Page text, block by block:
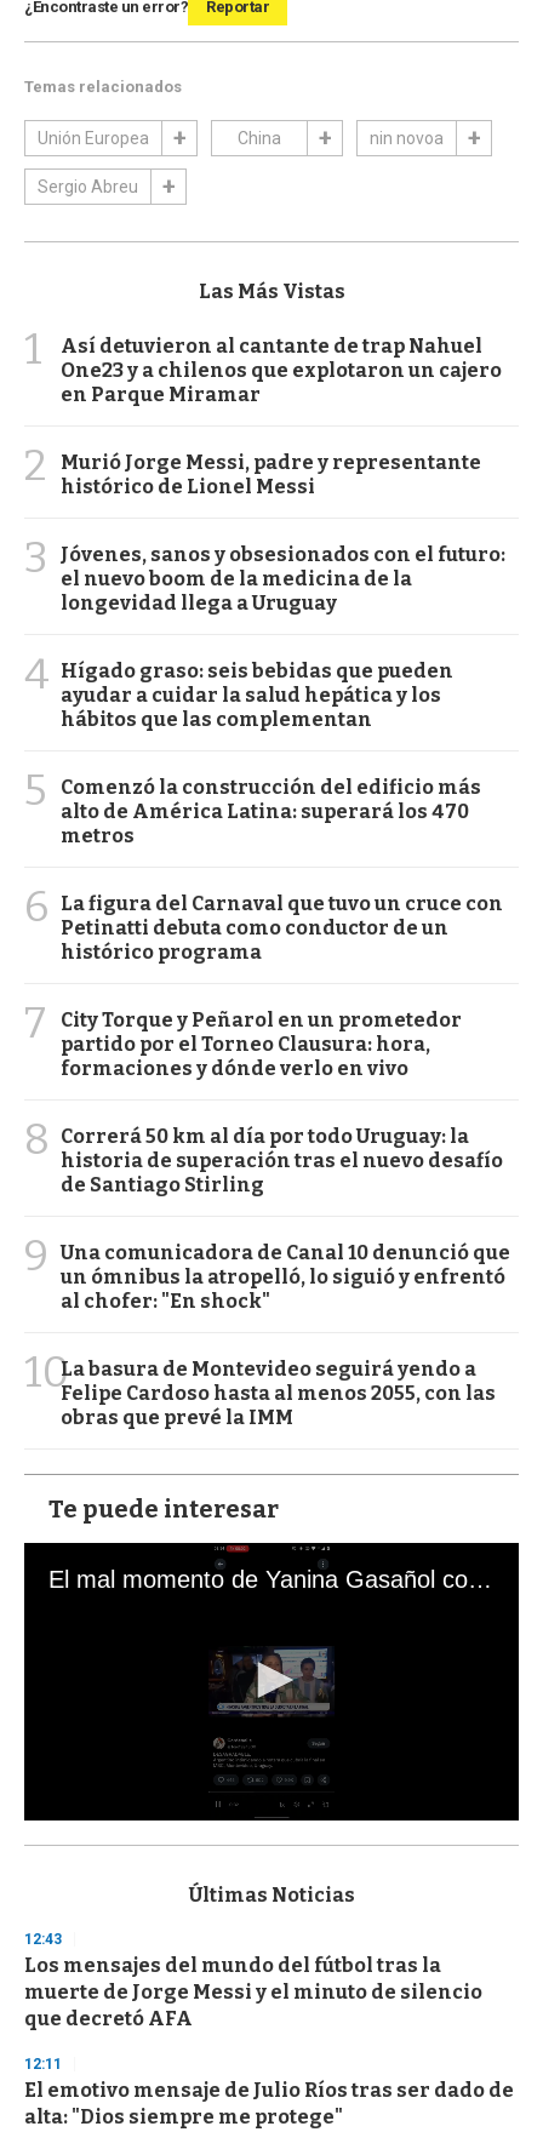
¿Encontraste un error? Reportar
Temas relacionados
Unión Europea China nin novoa
Sergio Abreu
Las Más Vistas
1
Así detuvieron al cantante de trap Nahuel
One23 y a chilenos que explotaron un cajero
en Parque Miramar
2
Murió Jorge Messi, padre y representante
histórico de Lionel Messi
3
Jóvenes, sanos y obsesionados con el futuro:
el nuevo boom de la medicina de la
longevidad llega a Uruguay
4 Hígado graso: seis bebidas que pueden
ayudar a cuidar la salud hepática y los
hábitos que las complementan
5
Comenzó la construcción del edificio más
alto de América Latina: superará los 470
metros
6
La figura del Carnaval que tuvo un cruce con
Petinatti debuta como conductor de un
histórico programa
7
City Torque y Peñarol en un prometedor
partido por el Torneo Clausura: hora,
formaciones y dónde verlo en vivo
8
Correrá 50 km al día por todo Uruguay: la
historia de superación tras el nuevo desafío
de Santiago Stirling
9
Una comunicadora de Canal 10 denunció que
un ómnibus la atropelló, lo siguió y enfrentó
al chofer: "En shock"
10La basura de Montevideo seguirá yendo a
Felipe Cardoso hasta al menos 2055, con las
obras que prevé la IMM
Te puede interesar
El mal momento de Yanina Gasañol con un hincha argentino en "Subrayado"
s
d
s
o
f
3
s
e
c
o
Últimas Noticias
12:43
Los mensajes del mundo del fútbol tras la
muerte de Jorge Messi y el minuto de silencio
que decretó AFA
12:11
El emotivo mensaje de Julio Ríos tras ser dado de
alta: "Dios siempre me protege"